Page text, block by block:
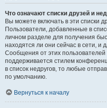
Что означают списки друзей и
Вы можете включать в эти списки
Пользователи, добавленные в
личном разделе для получения
находятся ли они сейчас в сети, и
Сообщения от этих пользователей
поддерживается стилем
в список недругов, то любые
по умолчанию.
Вернуться к началу